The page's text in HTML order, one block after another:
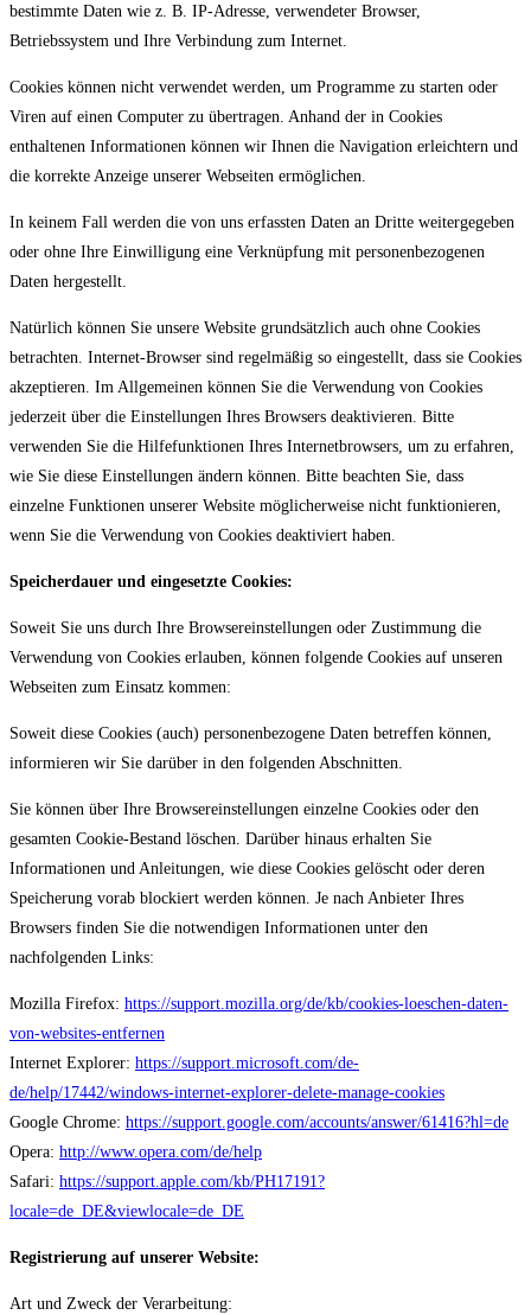
bestimmte Daten wie z. B. IP-Adresse, verwendeter Browser,
Betriebssystem und Ihre Verbindung zum Internet.
Cookies können nicht verwendet werden, um Programme zu starten oder
Viren auf einen Computer zu übertragen. Anhand der in Cookies
enthaltenen Informationen können wir Ihnen die Navigation erleichtern und
die korrekte Anzeige unserer Webseiten ermöglichen.
In keinem Fall werden die von uns erfassten Daten an Dritte weitergegeben
oder ohne Ihre Einwilligung eine Verknüpfung mit personenbezogenen
Daten hergestellt.
Natürlich können Sie unsere Website grundsätzlich auch ohne Cookies
betrachten. Internet-Browser sind regelmäßig so eingestellt, dass sie Cookies
akzeptieren. Im Allgemeinen können Sie die Verwendung von Cookies
jederzeit über die Einstellungen Ihres Browsers deaktivieren. Bitte
verwenden Sie die Hilfefunktionen Ihres Internetbrowsers, um zu erfahren,
wie Sie diese Einstellungen ändern können. Bitte beachten Sie, dass
einzelne Funktionen unserer Website möglicherweise nicht funktionieren,
wenn Sie die Verwendung von Cookies deaktiviert haben.
Speicherdauer und eingesetzte Cookies:
Soweit Sie uns durch Ihre Browsereinstellungen oder Zustimmung die
Verwendung von Cookies erlauben, können folgende Cookies auf unseren
Webseiten zum Einsatz kommen:
Soweit diese Cookies (auch) personenbezogene Daten betreffen können,
informieren wir Sie darüber in den folgenden Abschnitten.
Sie können über Ihre Browsereinstellungen einzelne Cookies oder den
gesamten Cookie-Bestand löschen. Darüber hinaus erhalten Sie
Informationen und Anleitungen, wie diese Cookies gelöscht oder deren
Speicherung vorab blockiert werden können. Je nach Anbieter Ihres
Browsers finden Sie die notwendigen Informationen unter den
nachfolgenden Links:
Mozilla Firefox: https://support.mozilla.org/de/kb/cookies-loeschen-daten-
von-websites-entfernen
Internet Explorer: https://support.microsoft.com/de-
de/help/17442/windows-internet-explorer-delete-manage-cookies
Google Chrome: https://support.google.com/accounts/answer/61416?hl=de
Opera: http://www.opera.com/de/help
Safari: https://support.apple.com/kb/PH17191?
locale=de_DE&viewlocale=de_DE
Registrierung auf unserer Website:
Art und Zweck der Verarbeitung: